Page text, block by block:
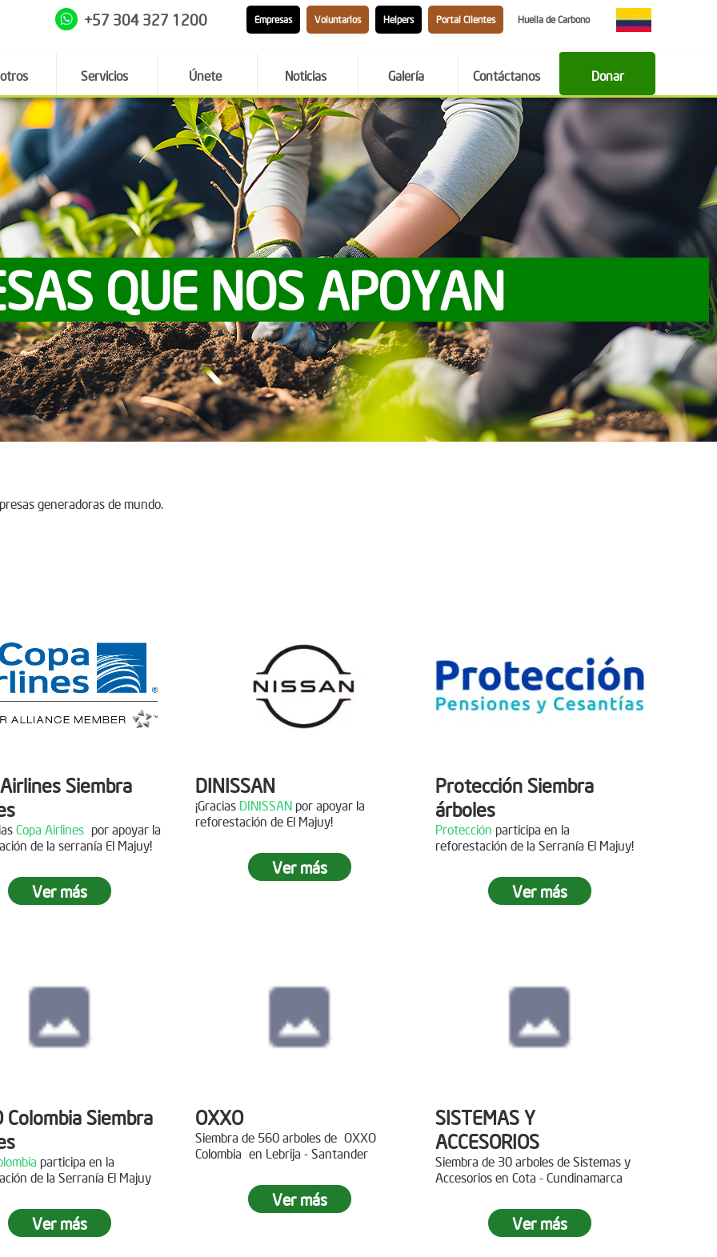
+57 304 327 1200 Empresas Voluntarios Helpers Portal Clientes Huella de Carbono
Servicios Únete Noticias Galería Contáctanos Donar
QUE NOS APOYAN
generadoras de mundo.
Siembra
Copa Airlines por apoyar la
de la serranía El Majuy!
en el Páramo
a Copa Airlines por apoyar la
del Páramo Aguas Vivas!
Ver más
DINISSAN
¡Gracias DINISSAN por apoyar la
reforestación de El Majuy!
Siembra en el páramo de
Sumapaz
Descripción
DINISSANpor plantar 400
Ver más
Protección Siembra
árboles
Protección participa en la
reforestación de la Serranía El Majuy!
Ver más
Colombia Siembra
participa en la
de la Serranía El Majuy
Ver más
OXXO
Siembra de 560 arboles de OXXO
Colombia en Lebrija - Santander
Ver más
SISTEMAS Y
ACCESORIOS
Siembra de 30 arboles de Sistemas y
Accesorios en Cota - Cundinamarca
Ver más